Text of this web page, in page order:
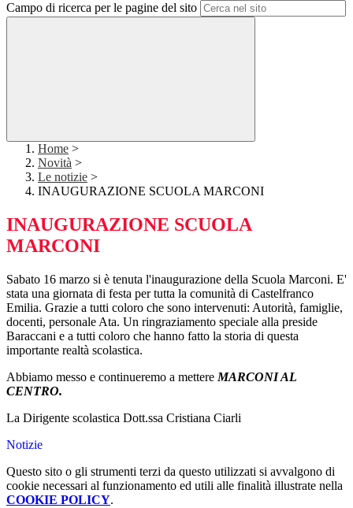
Campo di ricerca per le pagine del sito
Home >
Novità >
Le notizie >
INAUGURAZIONE SCUOLA MARCONI
INAUGURAZIONE SCUOLA
MARCONI
Sabato 16 marzo si è tenuta l'inaugurazione della Scuola Marconi. E'
stata una giornata di festa per tutta la comunità di Castelfranco
Emilia. Grazie a tutti coloro che sono intervenuti: Autorità, famiglie,
docenti, personale Ata. Un ringraziamento speciale alla preside
Baraccani e a tutti coloro che hanno fatto la storia di questa
importante realtà scolastica.
Abbiamo messo e continueremo a mettere MARCONI AL
CENTRO.
La Dirigente scolastica Dott.ssa Cristiana Ciarli
Notizie
Questo sito o gli strumenti terzi da questo utilizzati si avvalgono di
cookie necessari al funzionamento ed utili alle finalità illustrate nella
COOKIE POLICY.